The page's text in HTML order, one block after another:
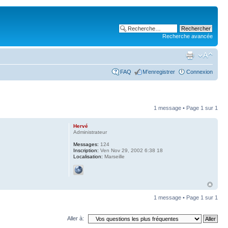
Recherche avancée
FAQ M’enregistrer Connexion
1 message • Page 1 sur 1
Hervé
Administrateur
Messages: 124
Inscription: Ven Nov 29, 2002 6:38 18
Localisation: Marseille
1 message • Page 1 sur 1
Aller à: